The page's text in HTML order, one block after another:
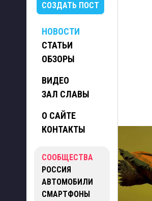
СОЗДАТЬ ПОСТ
НОВОСТИ
СТАТЬИ
ОБЗОРЫ
ВИДЕО
ЗАЛ СЛАВЫ
О САЙТЕ
КОНТАКТЫ
СООБЩЕСТВА
РОССИЯ
АВТОМОБИЛИ
СМАРТФОНЫ